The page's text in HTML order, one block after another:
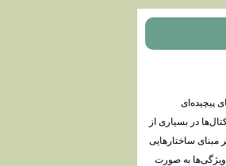
ساختارهای پیچیده‌ای
در بسیاری از
مبنای ساختارهایی
به صورت